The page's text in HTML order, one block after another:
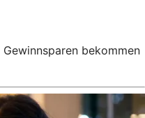
bekommen